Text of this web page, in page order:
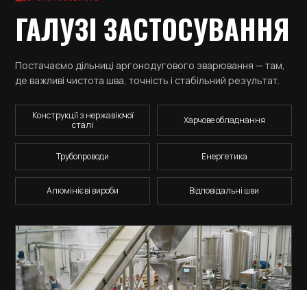
ГАЛУЗІ ЗАСТОСУВАННЯ
Постачаємо дільниці аргонодугового зварювання — там,
де важливі чистота шва, точність і стабільний результат.
Конструкції з нержавіючої
сталі
Харчове обладнання
Трубопроводи Енергетика
Алюмінієві вироби Відповідальні шви